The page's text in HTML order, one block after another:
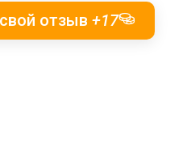
отзыв +17